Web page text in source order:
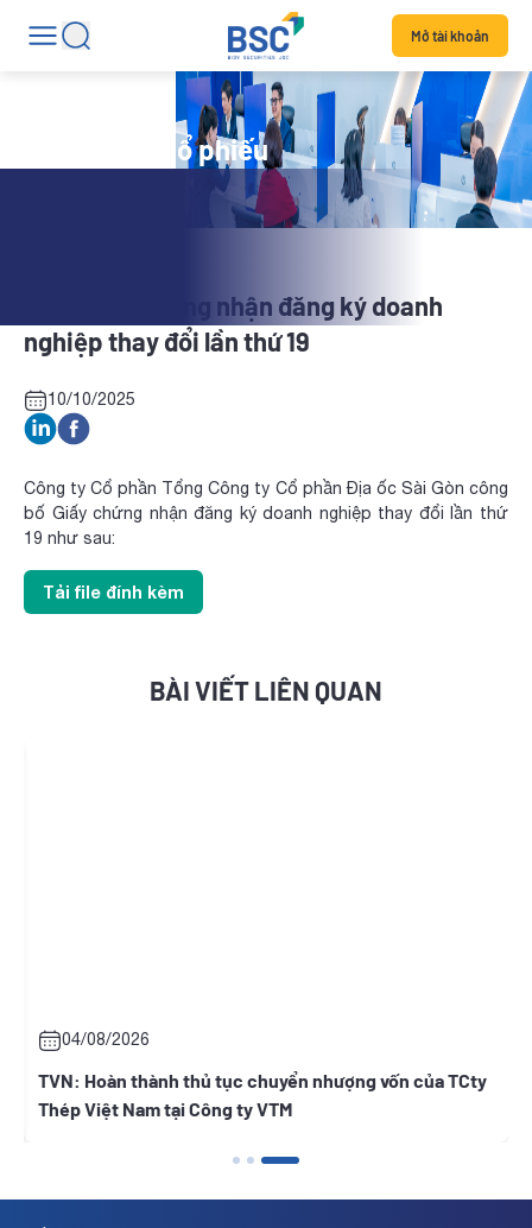
Mở tài khoản
Tin tức mã cổ phiếu
SGR: Giấy chứng nhận đăng ký doanh
nghiệp thay đổi lần thứ 19
10/10/2025
Công ty Cổ phần Tổng Công ty Cổ phần Địa ốc Sài Gòn công
bố Giấy chứng nhận đăng ký doanh nghiệp thay đổi lần thứ
19 như sau:
Tải file đính kèm
BÀI VIẾT LIÊN QUAN
04/08/2026
TVN: Hoàn thành thủ tục chuyển nhượng vốn của TCty
Thép Việt Nam tại Công ty VTM